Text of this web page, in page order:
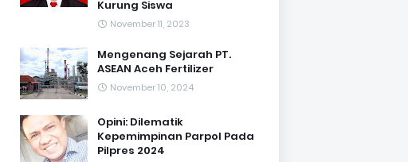
Kurung Siswa
November 11, 2023
Mengenang Sejarah PT.
ASEAN Aceh Fertilizer
November 10, 2024
Opini: Dilematik
Kepemimpinan Parpol Pada
Pilpres 2024